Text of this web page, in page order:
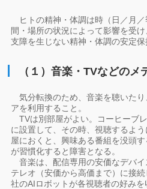
ヒトの精神・体調は時（日／月
間・場所の状況によって影響を受
支障を生じない精神・体調の安定保
（１）音楽・TVなどのメ
気分転換のため、音楽を聴いたり
アを利用すること。
TVは別部屋がよい。コーヒーブ
に設置して、その時、視聴するよ
屋におくと、興味ある番組を没頭
が習慣化すると障害となる。
音楽は、配信専用の安価なデバ
テレオ（安価から高価まで）に接
社のAIロボットが各視聴者の好みを